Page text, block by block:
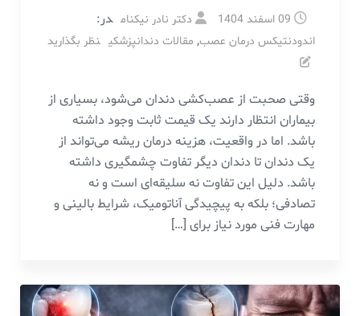
09 اسفند 1404 دکتر نادر نیکنام در:
اندودنتیکس درمان عصب, مقالات دندانپزشکی نظر بگذارید
وقتی صحبت از عصب‌کشی دندان می‌شود، بسیاری از
بیماران انتظار دارند یک قیمت ثابت وجود داشته
باشد. اما در واقعیت، هزینه درمان ریشه می‌تواند از
یک دندان تا دندان دیگر تفاوت چشمگیری داشته
باشد. دلیل این تفاوت نه سلیقه‌ای است و نه
تصادفی؛ بلکه به پیچیدگی آناتومیک، شرایط بالینی و
مهارت فنی مورد نیاز برای […]